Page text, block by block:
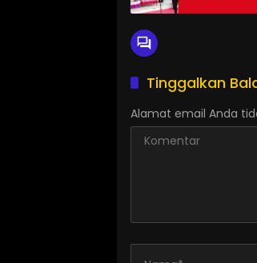
Tinggalkan
Alamat email Anda